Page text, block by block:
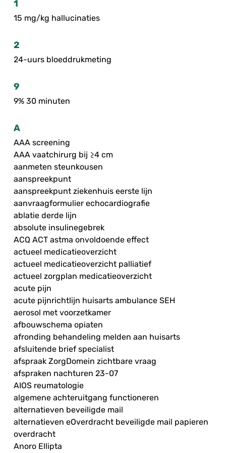
1
15 mg/kg hallucinaties
2
24-uurs bloeddrukmeting
9
9% 30 minuten
A
AAA screening
AAA vaatchirurg bij ≥4 cm
aanmeten steunkousen
aanspreekpunt
aanspreekpunt ziekenhuis eerste lijn
aanvraagformulier echocardiografie
ablatie derde lijn
absolute insulinegebrek
ACQ ACT astma onvoldoende effect
actueel medicatieoverzicht
actueel medicatieoverzicht palliatief
actueel zorgplan medicatieoverzicht
acute pijn
acute pijnrichtlijn huisarts ambulance SEH
aerosol met voorzetkamer
afbouwschema opiaten
afronding behandeling melden aan huisarts
afsluitende brief specialist
afspraak ZorgDomein zichtbare vraag
afspraken nachturen 23-07
AIOS reumatologie
algemene achteruitgang functioneren
alternatieven beveiligde mail
alternatieven eOverdracht beveiligde mail papieren
overdracht
Anoro Ellipta